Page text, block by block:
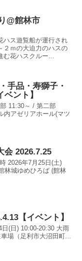
@館林市
ハス遊覧船が運行され
２ｍの大迫力のハスの
花ハスクルー...
手品・寿獅子・
ント】
11:30～ / 第二部
内アゼリアホール(マツ
会 2026.7.25
2026年7月25日(土)
林城ゆめひろば (館林
【イベント】
(日) 10:00-20:30 大雨
場（足利市大沼田町...